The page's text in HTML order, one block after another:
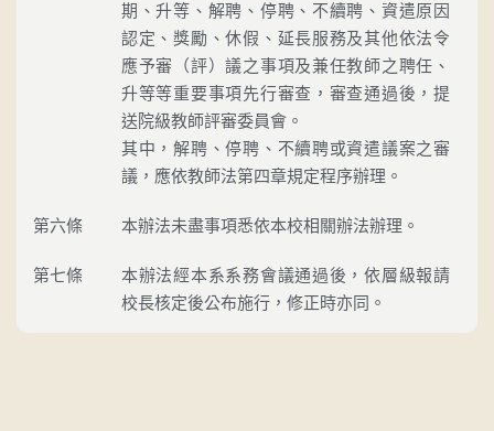
期、升等、解聘、停聘、不續聘、資遣原因
認定、獎勵、休假、延長服務及其他依法令
應予審（評）議之事項及兼任教師之聘任、
升等等重要事項先行審查，審查通過後，提
送院級教師評審委員會。
其中，解聘、停聘、不續聘或資遣議案之審
議，應依教師法第四章規定程序辦理。
第六條 本辦法未盡事項悉依本校相關辦法辦理。
第七條
本辦法經本系系務會議通過後，依層級報請
校長核定後公布施行，修正時亦同。